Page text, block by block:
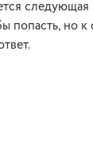
следующая
попасть, но